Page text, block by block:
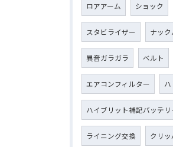
ロアアーム ショック
スタビライザー ナック
異音ガラガラ ベルト
エアコンフィルター ハ
ハイブリット補記バッテリ
ライニング交換 クリッ